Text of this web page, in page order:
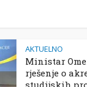
AKTUELNO
Ministar
rješenje o
studijskih